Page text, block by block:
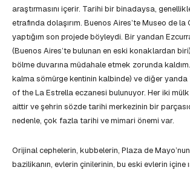
araştırmasını içerir. Tarihi bir binadaysa,
etrafında dolaşırım. Buenos Aires’te Museo de la
yaptığım son projede böyleydi. Bir yandan
(Buenos Aires’te bulunan en eski konaklardan
bölme duvarına müdahale etmek zorunda
kalma sömürge kentinin kalbinde) ve diğer yanda
of the La Estrella eczanesi bulunuyor. Her iki
aittir ve şehrin sözde tarihi merkezinin bir
nedenle, çok fazla tarihi ve mimari önemi var.
Orijinal cephelerin, kubbelerin, Plaza de
bazilikanın, evlerin çinilerinin, bu eski evlerin içine